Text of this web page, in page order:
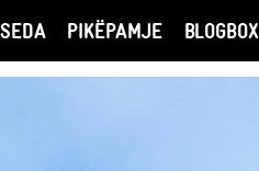
PIKËPAMJE BLOGBOX